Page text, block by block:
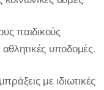
παιδικούς
υποδομές.
με ιδιωτικές